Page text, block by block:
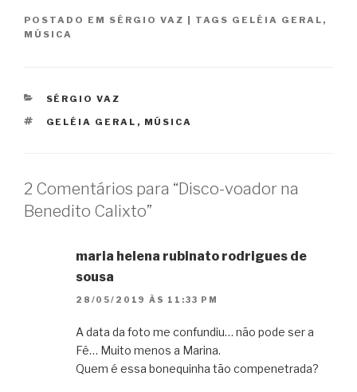
POSTADO EM SÉRGIO VAZ | TAGS GELÉIA GERAL ,
MÚSICA
CATEGORIAS
SÉRGIO VAZ
TAGS
GELÉIA GERAL , MÚSICA
2 Comentários para “Disco-voador na
Benedito Calixto”
maria helena rubinato rodrigues de
sousa
28/05/2019 ÀS 11:33 PM
A data da foto me confundiu… não pode ser a
Fê… Muito menos a Marina.
Quem é essa bonequinha tão compenetrada?